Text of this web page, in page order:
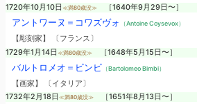
1720年10月10日 ≪満80歳没≫ ［1640年9月29日〜］
アントワーヌ＝コワズヴォ （Antoine Coysevox）
【彫刻家】 〔フランス〕
1729年1月14日 ≪満80歳没≫ ［1648年5月15日〜］
バルトロメオ＝ビンビ （Bartolomeo Bimbi）
【画家】 〔イタリア〕
1732年2月18日 ≪満80歳没≫ ［1651年8月13日〜］